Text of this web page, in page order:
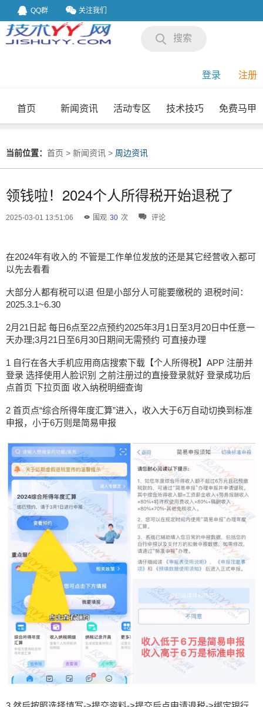
QQ群 关注我们
搜索
登录 注册
首页 新闻资讯 活动专区 技术技巧 免费马甲
当前位置： 首页 > 新闻资讯 > 周边资讯
领钱啦！2024个人所得税开始退税了
2025-03-01 13:51:06 围观 30 次 评论
在2024年有收入的 不管是工作单位发放的还是其它经营收入都可
以先去看看
大部分人都有税可以退 但是小部分人可能要缴税的 退税时间：
2025.3.1~6.30
2月21日起 每日6点至22点预约2025年3月1日至3月20日中任意一
天办理;3月21日至6月30日期间无需预约 可直接办理
1 自行在各大手机应用商店搜索下载【个人所得税】APP 注册并
登录 选择使用人脸识别 之前注册过的直接登录就好 登录成功后
点首页 下拉页面 收入纳税明细查询
2 首页点“综合所得年度汇算”进入，收入大于6万自动切换到标准
申报，小于6万则是简易申报